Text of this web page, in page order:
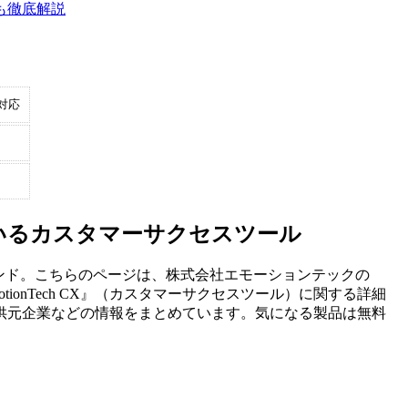
徹底解説
応
るカスタマーサクセスツール
。こちらのページは、 株式会社エモーションテックの
CX』（ カスタマーサクセスツール）に関する詳細
企業などの情報をまとめています。気になる製品は無料